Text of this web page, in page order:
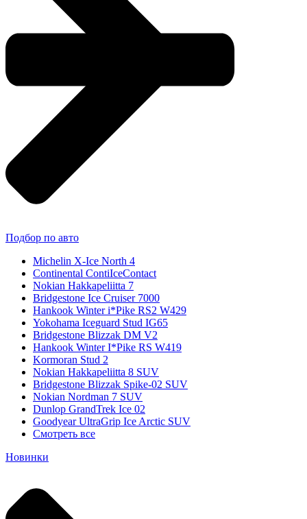
Подбор по авто
Michelin X-Ice North 4
Continental ContiIceContact
Nokian Hakkapeliitta 7
Bridgestone Ice Cruiser 7000
Hankook Winter i*Pike RS2 W429
Yokohama Iceguard Stud IG65
Bridgestone Blizzak DM V2
Hankook Winter I*Pike RS W419
Kormoran Stud 2
Nokian Hakkapeliitta 8 SUV
Bridgestone Blizzak Spike-02 SUV
Nokian Nordman 7 SUV
Dunlop GrandTrek Ice 02
Goodyear UltraGrip Ice Arctic SUV
Смотреть все
Новинки